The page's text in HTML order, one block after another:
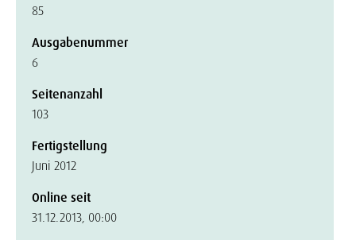
85
Ausgabenummer
6
Seitenanzahl
103
Fertigstellung
Juni 2012
Online seit
31.12.2013, 00:00